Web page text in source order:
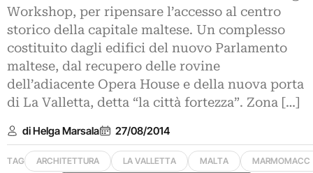
Workshop, per ripensare l’accesso al centro
storico della capitale maltese. Un complesso
costituito dagli edifici del nuovo Parlamento
maltese, dal recupero delle rovine
dell’adiacente Opera House e della nuova porta
di La Valletta, detta “la città fortezza”. Zona […]
di Helga Marsala 27/08/2014
TAG ARCHITETTURA LA VALLETTA MALTA MARMOMACC